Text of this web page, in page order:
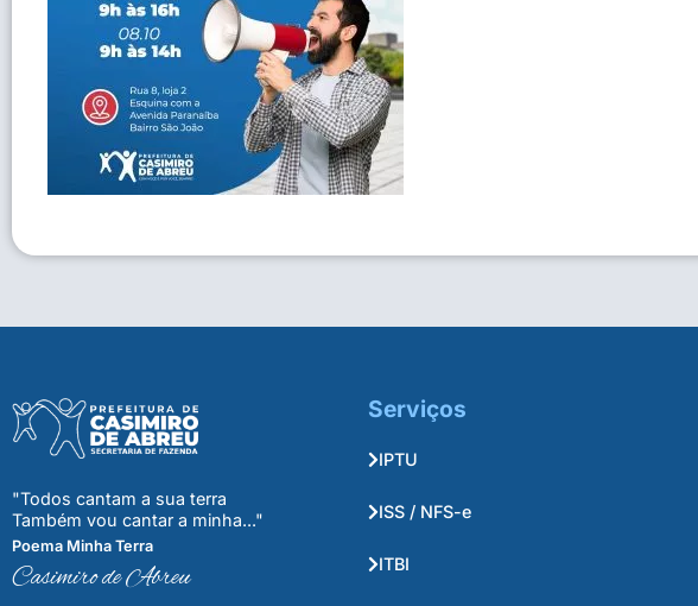
"Todos cantam a sua terra
Também vou cantar a minha..."
Poema Minha Terra
Casimiro de Abreu
Serviços
IPTU
ISS / NFS-e
ITBI